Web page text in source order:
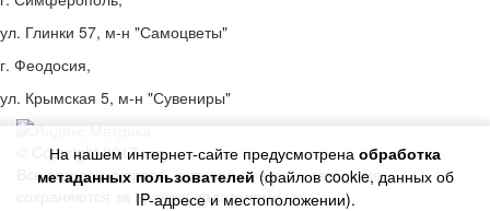
На нашем интернет-сайте предусмотрена обработка
метаданных пользователей (файлов cookie, данных об
IP-адресе и местоположении).
ул. Глинки 57, м-н "Самоцветы"
г. Феодосия,
ул. Крымская 5, м-н "Сувениры"
© Copyright 2017 год.
Все авторские права, включая смежные авторские,
сохраняются за правообладателями